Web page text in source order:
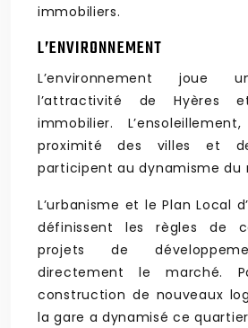
immobiliers.
L’ENVIRONNEMENT
L’environnement joue
l’attractivité de Hyères
immobilier.
proximité des villes et
participent au dynamisme du
L’urbanisme et le Plan Local
définissent les règles de
projets de
directement le marché.
construction de nouveaux
la gare a dynamisé ce